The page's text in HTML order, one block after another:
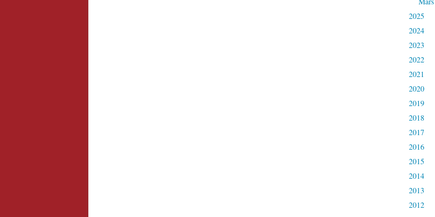
2025
2024
2023
2022
2021
2020
2019
2018
2017
2016
2015
2014
2013
2012